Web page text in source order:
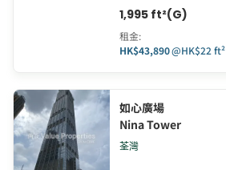
1,995 ft²(G)
租金:
HK$43,890@HK$22 ft²
如心廣場
Nina Tower
荃灣